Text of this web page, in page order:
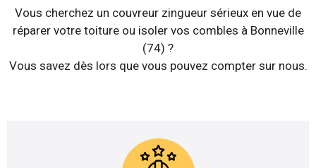
Vous cherchez un couvreur zingueur sérieux en vue de
réparer votre toiture ou isoler vos combles à Bonneville
(74) ?
Vous savez dès lors que vous pouvez compter sur nous.